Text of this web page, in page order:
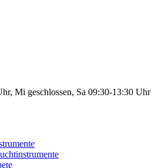
Mi geschlossen, Sa 09:30-13:30 Uhr